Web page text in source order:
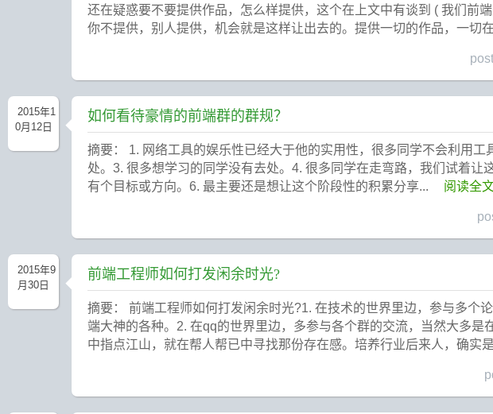
还在疑惑要不要提供作品，怎么样提供，这个在上文中有谈到 ( 我们前
你不提供，别人提供，机会就是这样让出去的。提供一切的作品，一切在
2015年1
0月12日
如何看待豪情的前端群的群规？
摘要： 1. 网络工具的娱乐性已经大于他的实用性，很多同学不会利用
处。3. 很多想学习的同学没有去处。4. 很多同学在走弯路，我们试着
有个目标或方向。6. 最主要还是想让这个阶段性的积累分享...
阅读全
2015年9
月30日
前端工程师如何打发闲余时光?
摘要： 前端工程师如何打发闲余时光?1. 在技术的世界里边，参与多个
端大神的各种。2. 在qq的世界里边，多参与各个群的交流，当然大多
中指点江山，就在帮人帮已中寻找那份存在感。培养行业后来人，确实